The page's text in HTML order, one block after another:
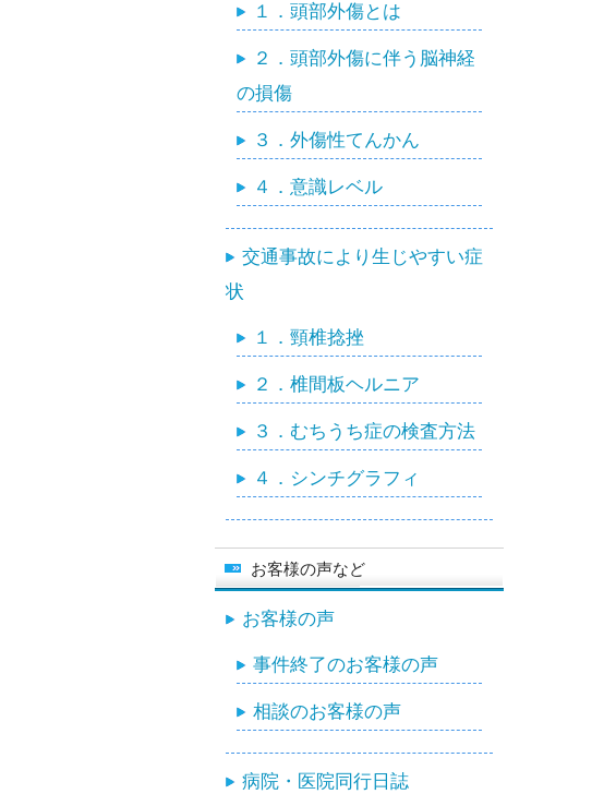
１．頭部外傷とは
２．頭部外傷に伴う脳神経
の損傷
３．外傷性てんかん
４．意識レベル
交通事故により生じやすい症
状
１．頸椎捻挫
２．椎間板ヘルニア
３．むちうち症の検査方法
４．シンチグラフィ
お客様の声など
お客様の声
事件終了のお客様の声
相談のお客様の声
病院・医院同行日誌